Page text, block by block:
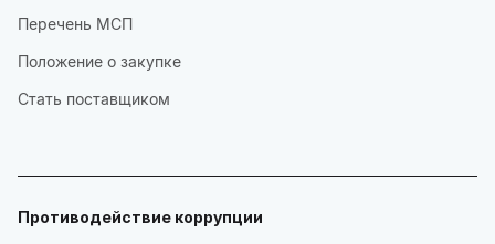
Перечень МСП
Положение о закупке
Стать поставщиком
Противодействие коррупции